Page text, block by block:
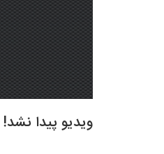
ویدیو پیدا نشد!